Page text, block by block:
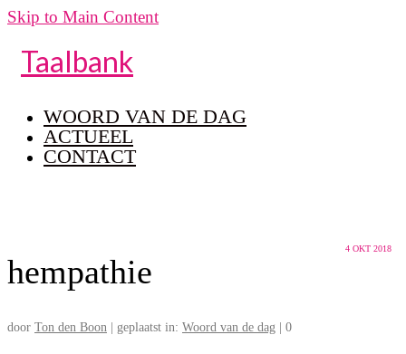
Skip to Main Content
Taalbank
WOORD VAN DE DAG
ACTUEEL
CONTACT
4 OKT 2018
hempathie
door Ton den Boon geplaatst in: Woord van de dag 0